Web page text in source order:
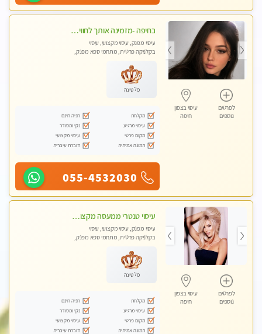
לפרטים
נוספים
עיסוי בצפון
חיפה
בחיפה -מזמינה אותך לחוויית עיסוי מפנקת בקליניקה פרטית מקצועי בלבד באווירה נעימה ושקטה- ללא מין !!!
עיסוי מפנק, עיסוי מקצועי, עיסוי
בקלניקה פרטית, מתחמי ספא מפנק,
פלטינה
מקלחת
חניה חינם
עיסוי מרגיע
נקי ומסודר
מקום פרטי
עיסוי מקצועי
תמונה אמיתית
דוברת עיברית
055-4532030
לפרטים
נוספים
עיסוי בצפון
חיפה
עיסוי טנטרי ממעסה מקצועית. חוויה מעולם אחר שכל אחד צריך לנסות. מעסה צעירה, אנרגיה נשית, ☺️❤️
עיסוי מפנק, עיסוי מקצועי, עיסוי
בקלניקה פרטית, מתחמי ספא מפנק,
פלטינה
מקלחת
חניה חינם
עיסוי מרגיע
נקי ומסודר
מקום פרטי
עיסוי מקצועי
תמונה אמיתית
דוברת עיברית